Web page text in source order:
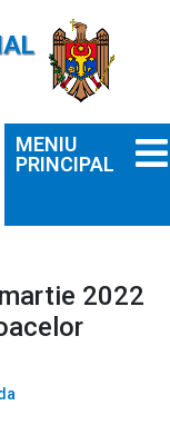
MENIU
PRINCIPAL
2022